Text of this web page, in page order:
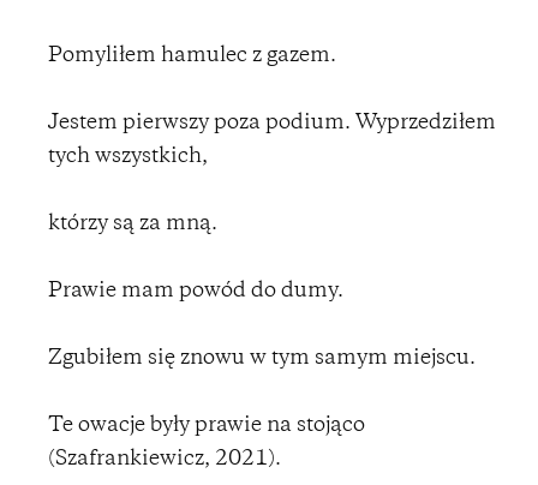
Pomyliłem hamulec z gazem.
Jestem pierwszy poza podium. Wyprzedziłem
tych wszystkich,
którzy są za mną.
Prawie mam powód do dumy.
Zgubiłem się znowu w tym samym miejscu.
Te owacje były prawie na stojąco
(Szafrankiewicz, 2021).